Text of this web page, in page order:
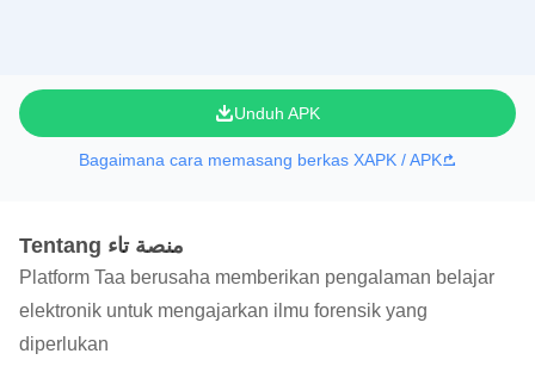
Unduh APK
Bagaimana cara memasang berkas XAPK / APK
Tentang منصة تاء
Platform Taa berusaha memberikan pengalaman belajar
elektronik untuk mengajarkan ilmu forensik yang
diperlukan